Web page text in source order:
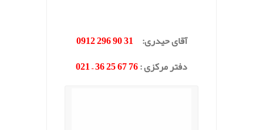
آقای حیدری:
31 90 296 0912
دفتر مرکزی:
76 67 25 36 – 021